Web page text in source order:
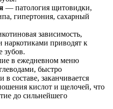
― патология щитовидки,
гипертония, сахарный
зависимость,
наркотиками приводят к
зубов.
в ежедневном меню
быстро
составе, заканчивается
кислот и щелочей, что
до сильнейшего